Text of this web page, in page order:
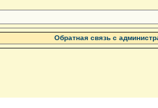
Обратная связь с